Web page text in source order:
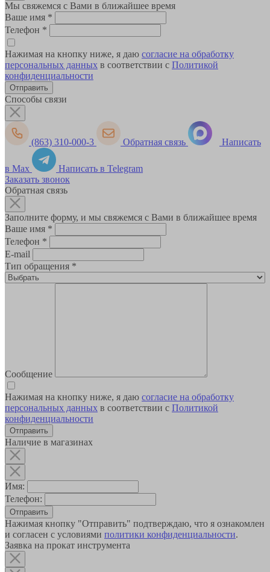
Мы свяжемся с Вами в ближайшее время
Ваше имя *
Телефон *
Нажимая на кнопку ниже, я даю согласие на обработку
персональных данных в соответствии с Политикой
конфиденциальности
Способы связи
(863) 310-000-3 Обратная связь Написать
в Max
Написать в Telegram
Заказать звонок
Обратная связь
Заполните форму, и мы свяжемся с Вами в ближайшее время
Ваше имя *
Телефон *
E-mail
Тип обращения *
Сообщение
Нажимая на кнопку ниже, я даю согласие на обработку
персональных данных в соответствии с Политикой
конфиденциальности
Наличие в магазинах
Имя:
Телефон:
Отправить
Нажимая кнопку "Отправить" подтверждаю, что я ознакомлен
и согласен с условиями политики конфиденциальности.
Заявка на прокат инструмента